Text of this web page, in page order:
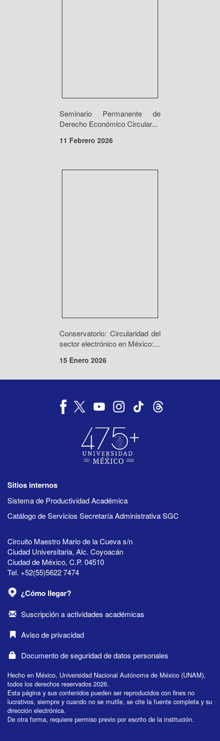
Seminario Permanente de
Derecho Económico Circular...
11 Febrero 2026
Conservatorio: Circularidad del
sector electrónico en México:...
15 Enero 2026
Sitios internos
Sistema de Productividad Académica
Catálogo de Servicios Secretaría Administrativa SGC
Circuito Maestro Mario de la Cueva s/n
Ciudad Universitaria, Alc. Coyoacán
Ciudad de México, C.P. 04510
Tel. +52(55)5622 7474
¿Cómo llegar?
Suscripción a actividades académicas
Aviso de privacidad
Documento de seguridad de datos personales
Hecho en México, Universidad Nacional Autónoma de México (UNAM),
todos los derechos reservados 2026.
Esta página y sus contenidos pueden ser reproducidos con fines no
lucrativos, siempre y cuando no se mutile, se cite la fuente completa y su
dirección electrónica.
De otra forma, requiere permiso previo por escrito de la institución.